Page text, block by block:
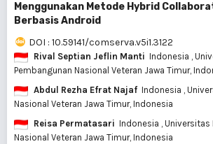
Menggunakan Metode Hybrid
Berbasis Android
DOI : 10.59141/comserva.v5i1.3122
Rival Septian Jeflin Manti Indonesia ,
Pembangunan Nasional Veteran Jawa Timur,
Abdul Rezha Efrat Najaf Indonesia ,
Nasional Veteran Jawa Timur, Indonesia
Reisa Permatasari Indonesia , Universitas
Nasional Veteran Jawa Timur, Indonesia